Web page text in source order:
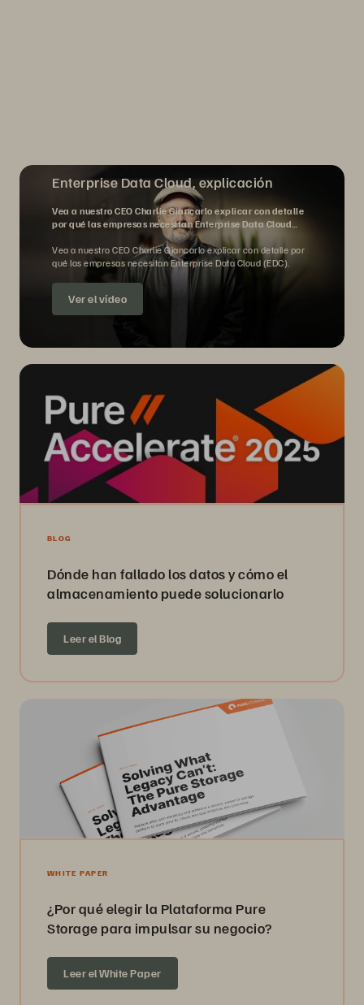
Enterprise Data Cloud, explicación
Vea a nuestro CEO Charlie Giancarlo explicar con detalle
por qué las empresas necesitan Enterprise Data Cloud
Vea a nuestro CEO Charlie Giancarlo explicar con detalle por
qué las empresas necesitan Enterprise Data Cloud (EDC).
Ver el vídeo
BLOG
Dónde han fallado los datos y cómo el
almacenamiento puede solucionarlo
Leer el Blog
WHITE PAPER
¿Por qué elegir la Plataforma Pure
Storage para impulsar su negocio?
Leer el White Paper